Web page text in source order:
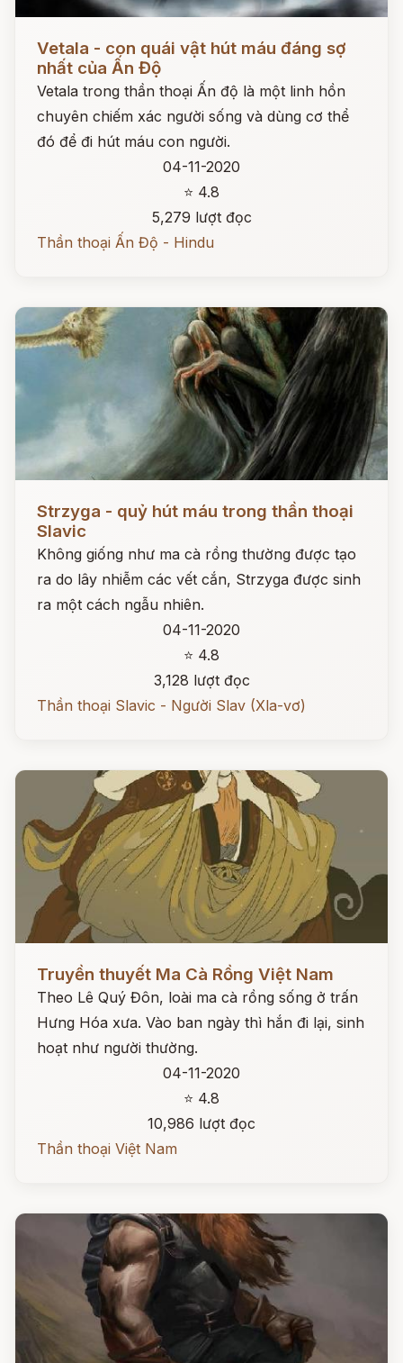
Vetala - con quái vật hút máu đáng sợ
nhất của Ấn Độ
Vetala trong thần thoại Ấn độ là một linh hồn
chuyên chiếm xác người sống và dùng cơ thể
đó để đi hút máu con người.
04-11-2020
⭐ 4.8
5,279 lượt đọc
Thần thoại Ấn Độ - Hindu
Strzyga - quỷ hút máu trong thần thoại
Slavic
Không giống như ma cà rồng thường được tạo
ra do lây nhiễm các vết cắn, Strzyga được sinh
ra một cách ngẫu nhiên.
04-11-2020
⭐ 4.8
3,128 lượt đọc
Thần thoại Slavic - Người Slav (Xla-vơ)
Đọc ngay
Truyền thuyết Ma Cà Rồng Việt Nam
Theo Lê Quý Đôn, loài ma cà rồng sống ở trấn
Hưng Hóa xưa. Vào ban ngày thì hắn đi lại, sinh
hoạt như người thường.
04-11-2020
⭐ 4.8
10,986 lượt đọc
Thần thoại Việt Nam